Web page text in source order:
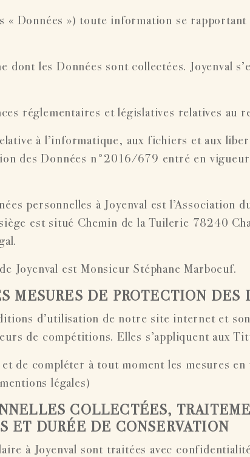
« Données ») toute information se
les Données sont collectées. Joyenval
réglementaires et législatives relatives au
à l’informatique, aux fichiers et aux
des Données n°2016/679 entré en
personnelles à Joyenval est l’Association
est situé Chemin de la Tuilerie 78240
Joyenval est Monsieur Stéphane Marboeuf.
MESURES DE PROTECTION DES
d’utilisation de notre site internet et
de compétitions. Elles s’appliquent aux
de compléter à tout moment les mesures
légales)
COLLECTÉES,
ET DURÉE DE CONSERVATION
à Joyenval sont traitées avec